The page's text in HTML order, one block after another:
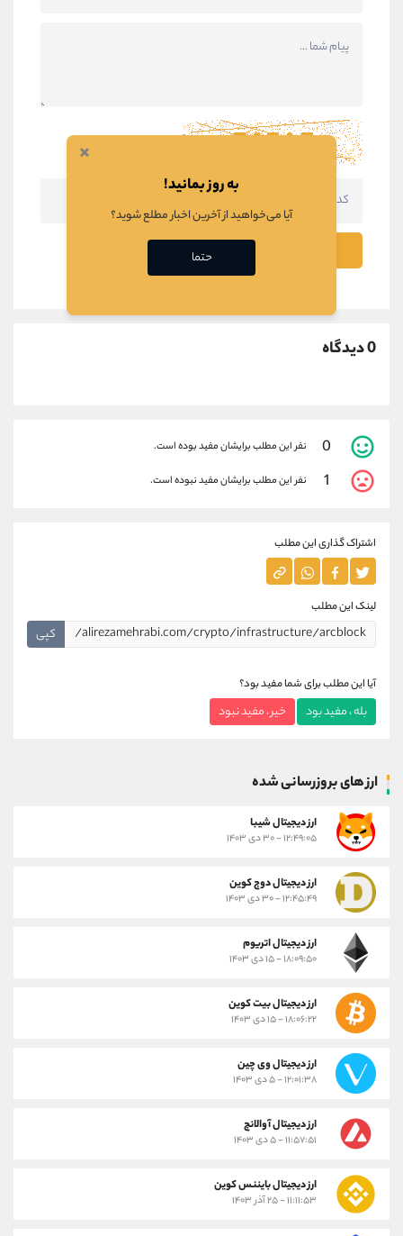
0 دیدگاه
0 نفر این مطلب برایشان مفید بوده است.
1 نفر این مطلب برایشان مفید نبوده است.
اشتراک گذاری این مطلب
لینک این مطلب
کپی
آیا این مطلب برای شما مفید بود؟
بله ، مفید بود خیر ، مفید نبود
ارز های بروزرسانی شده
ارز ديجيتال شیبا
۱۲:۴۹:۰۵ - ۳۰ دی ۱۴۰۳
ارز دیجیتال دوج کوین
۱۲:۴۵:۴۹ - ۳۰ دی ۱۴۰۳
ارز دیجیتال اتریوم
۱۸:۰۹:۵۰ - ۱۵ دی ۱۴۰۳
ارز دیجیتال بیت کوین
۱۸:۰۶:۲۲ - ۱۵ دی ۱۴۰۳
ارز دیجیتال وی چین
۱۲:۰۱:۳۸ - ۵ دی ۱۴۰۳
ارز دیجیتال آوالانچ
۱۱:۵۷:۵۱ - ۵ دی ۱۴۰۳
ارز دیجیتال بایننس کوین
۱۱:۱۱:۵۳ - ۲۵ آذر ۱۴۰۳
×
به روز بمانید!
آیا می‌خواهید از آخرین اخبار مطلع شوید؟
حتما